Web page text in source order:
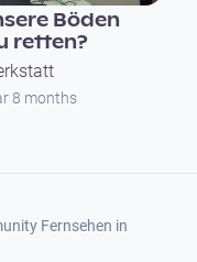
Böden
retten?
8 months
Fernsehen in